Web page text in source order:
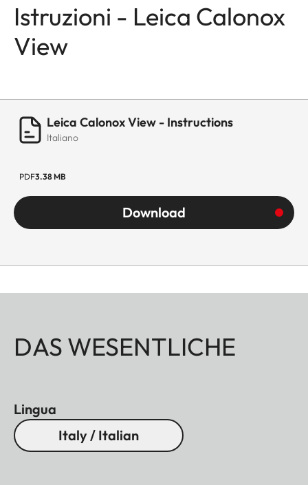
Istruzioni - Leica Calonox
View
Leica Calonox View - Instructions
Italiano
PDF3.38 MB
Download
DAS WESENTLICHE
Lingua
Italy / Italian